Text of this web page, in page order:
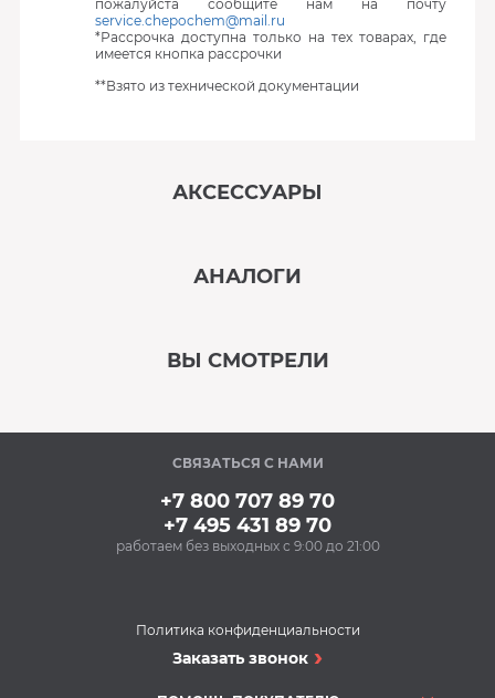
пожалуйста сообщите нам на почту
service.chepochem@mail.ru
*Рассрочка доступна только на тех товарах, где
имеется кнопка рассрочки
**Взято из технической документации
АКСЕССУАРЫ
(250 мл) для чайников
и кофеварок
221 Р
АНАЛОГИ
Кофемашина
SIEMENS TP703R09
ВЫ СМОТРЕЛИ
Под заказ
СВЯЗАТЬСЯ С НАМИ
+7 800 707 89 70
+7 495 431 89 70
работаем без выходных с 9:00 до 21:00
Политика конфиденциальности
Заказать звонок